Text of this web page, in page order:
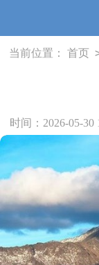
当前位置： 首页
时间：2026-05-30